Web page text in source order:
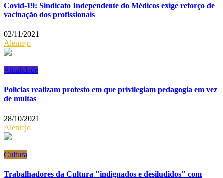
Covid-19: Sindicato Independente do Médicos exige reforço de
vacinação dos profissionais
02/11/2021
Alentejo
Atualidade
Polícias realizam protesto em que privilegiam pedagogia em vez
de multas
28/10/2021
Alentejo
Cultura
Trabalhadores da Cultura "indignados e desiludidos" com